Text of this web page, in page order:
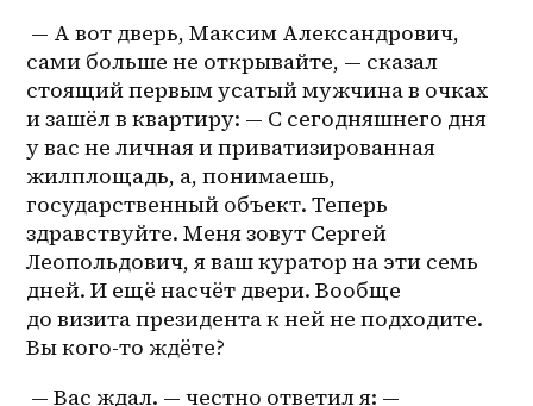
— А вот дверь, Максим Александрович,
сами больше не открывайте, — сказал
стоящий первым усатый мужчина в очках
и зашёл в квартиру: — С сегодняшнего дня
у вас не личная и приватизированная
жилплощадь, а, понимаешь,
государственный объект. Теперь
здравствуйте. Меня зовут Сергей
Леопольдович, я ваш куратор на эти семь
дней. И ещё насчёт двери. Вообще
до визита президента к ней не подходите.
Вы кого-то ждёте?
— Вас ждал. — честно ответил я: —